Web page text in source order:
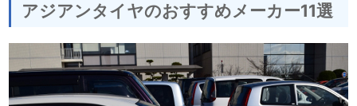
アジアンタイヤのおすすめメーカー11選